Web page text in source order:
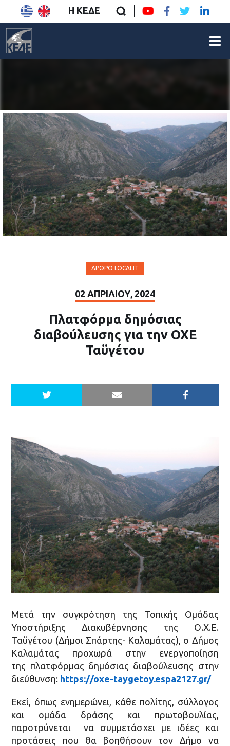
Η ΚΕΔΕ
ΆΡΘΡΟ LOCALIT
02 ΑΠΡΙΛΊΟΥ, 2024
Πλατφόρμα δημόσιας
διαβούλευσης για την ΟΧΕ
Ταϋγέτου
Μετά την συγκρότηση της Τοπικής Ομάδας
Υποστήριξης Διακυβέρνησης της Ο.Χ.Ε.
Ταϋγέτου (Δήμοι Σπάρτης- Καλαμάτας), ο Δήμος
Καλαμάτας προχωρά στην ενεργοποίηση
της πλατφόρμας δημόσιας διαβούλευσης στην
διεύθυνση: https://oxe-taygetoy.espa2127.gr/
Εκεί, όπως ενημερώνει, κάθε πολίτης, σύλλογος
και ομάδα δράσης και πρωτοβουλίας,
παροτρύνεται να συμμετάσχει με ιδέες και
προτάσεις που θα βοηθήσουν τον Δήμο να